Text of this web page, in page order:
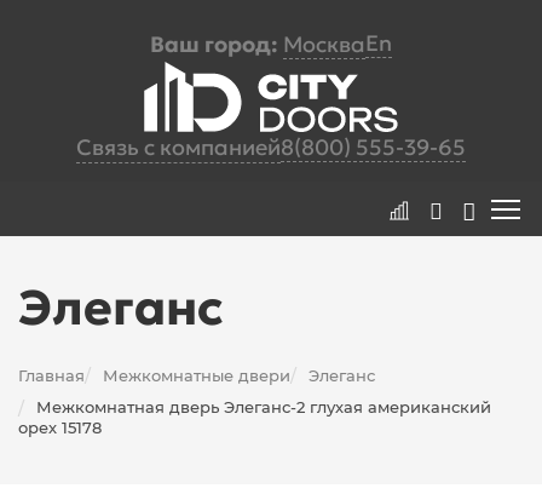
Ваш город: МоскваEn
Связь с компанией8(800) 555-39-65
Элеганс
Главная/ Межкомнатные двери/ Элеганс
/
Межкомнатная дверь Элеганс-2 глухая американский
орех 15178